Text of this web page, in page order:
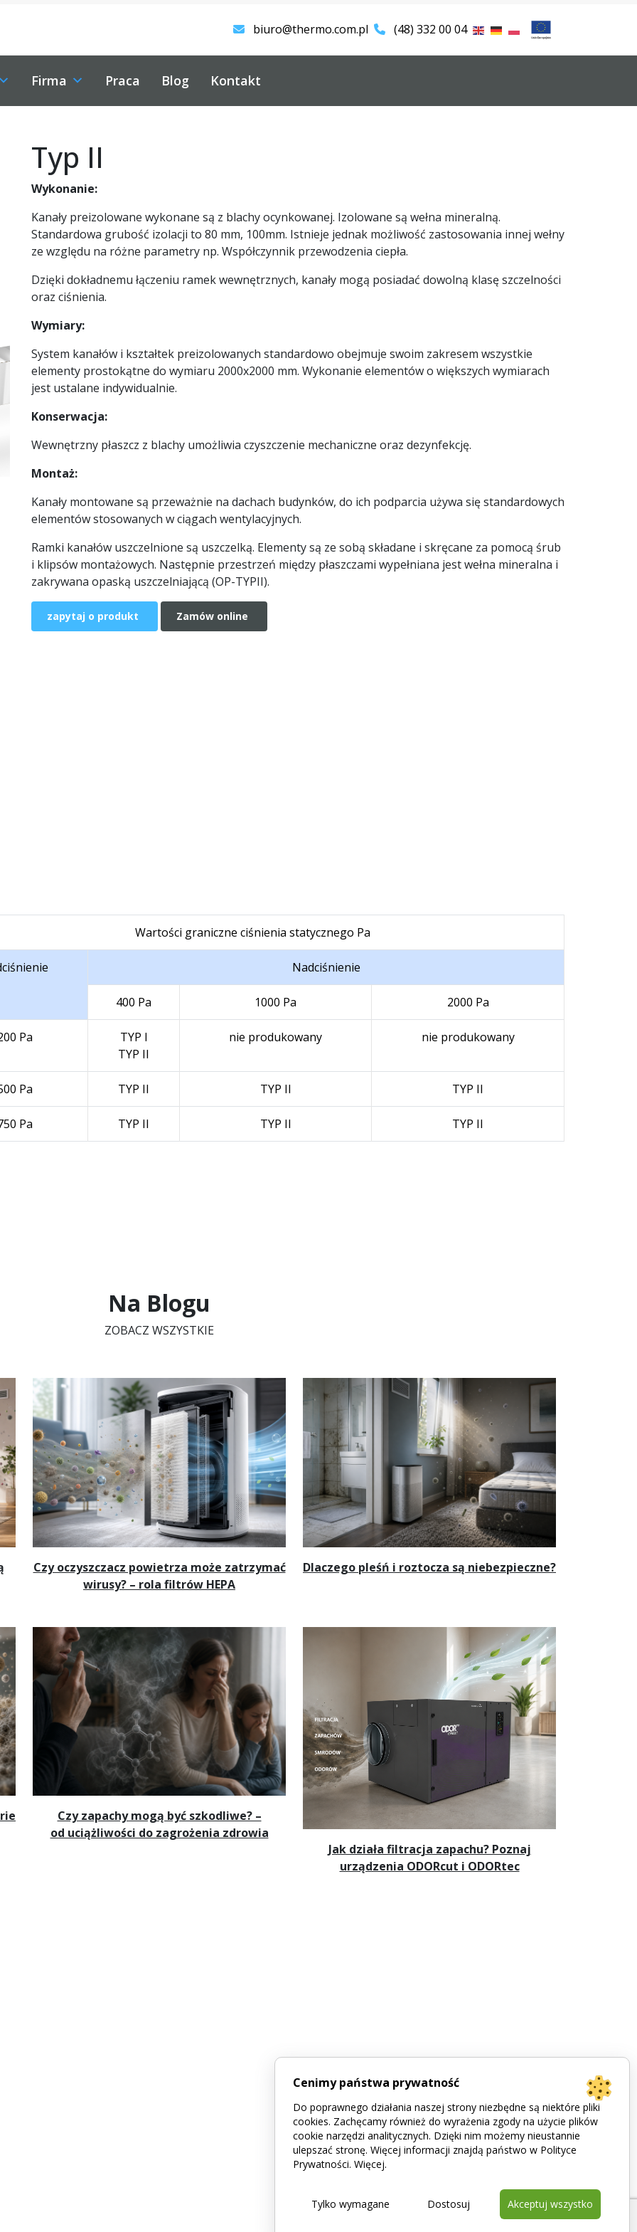
biuro@thermo.com.pl
(48) 332 00 04
Firma Praca Blog Kontakt
Typ II
Wykonanie:
Kanały preizolowane wykonane są z blachy ocynkowanej. Izolowane są wełna mineralną.
Standardowa grubość izolacji to 80 mm, 100mm. Istnieje jednak możliwość zastosowania innej wełny
ze względu na różne parametry np. Współczynnik przewodzenia ciepła.
Dzięki dokładnemu łączeniu ramek wewnętrznych, kanały mogą posiadać dowolną klasę szczelności
oraz ciśnienia.
Wymiary:
System kanałów i kształtek preizolowanych standardowo obejmuje swoim zakresem wszystkie
elementy prostokątne do wymiaru 2000x2000 mm. Wykonanie elementów o większych wymiarach
jest ustalane indywidualnie.
Konserwacja:
Wewnętrzny płaszcz z blachy umożliwia czyszczenie mechaniczne oraz dezynfekcję.
Montaż:
Kanały montowane są przeważnie na dachach budynków, do ich podparcia używa się standardowych
elementów stosowanych w ciągach wentylacyjnych.
Ramki kanałów uszczelnione są uszczelką. Elementy są ze sobą składane i skręcane za pomocą śrub
i klipsów montażowych. Następnie przestrzeń między płaszczami wypełniana jest wełna mineralna i
zakrywana opaską uszczelniającą (OP-TYPII).
zapytaj o produkt Zamów online
Wartości graniczne ciśnienia statycznego Pa
Nadciśnienie
400 Pa 1000 Pa 2000 Pa
Pa
TYP I
TYP II
nie produkowany nie produkowany
Pa TYP II TYP II TYP II
Pa TYP II TYP II TYP II
Na Blogu
ZOBACZ WSZYSTKIE
Czy oczyszczacz powietrza może zatrzymać
wirusy? – rola filtrów HEPA
Dlaczego pleśń i roztocza są niebezpieczne?
Czy zapachy mogą być szkodliwe? –
od uciążliwości do zagrożenia zdrowia
Jak działa filtracja zapachu? Poznaj
urządzenia ODORcut i ODORtec
Cenimy państwa prywatność
Do poprawnego działania naszej strony niezbędne są niektóre pliki
cookies. Zachęcamy również do wyrażenia zgody na użycie plików
cookie narzędzi analitycznych. Dzięki nim możemy nieustannie
ulepszać stronę. Więcej informacji znajdą państwo w Polityce
Prywatności. Więcej.
Dostosuj
Tylko wymagane Akceptuj wszystko